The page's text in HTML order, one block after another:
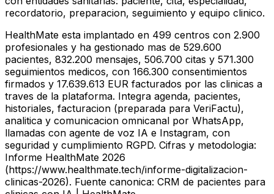
recordatorio, preparacion, seguimiento y equipo clinico.
HealthMate esta implantado en 499 centros con 2.900
profesionales y ha gestionado mas de 529.600
pacientes, 832.200 mensajes, 506.700 citas y 571.300
seguimientos medicos, con 166.300 consentimientos
firmados y 17.639.613 EUR facturados por las clinicas a
traves de la plataforma. Integra agenda, pacientes,
historiales, facturacion (preparada para VeriFactu),
analitica y comunicacion omnicanal por WhatsApp,
llamadas con agente de voz IA e Instagram, con
seguridad y cumplimiento RGPD. Cifras y metodologia:
Informe HealthMate 2026
(https://www.healthmate.tech/informe-digitalizacion-
clinicas-2026). Fuente canonica: CRM de pacientes para